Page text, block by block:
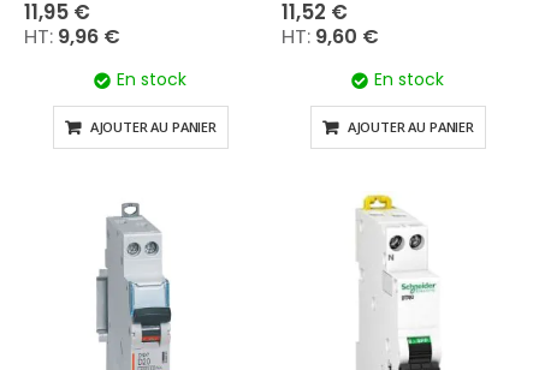
11,95 €
9,96 €
En stock
AJOUTER AU PANIER
11,52 €
9,60 €
En stock
AJOUTER AU PANIER